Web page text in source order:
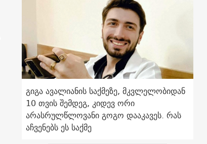
გიგა ავალიანის საქმეზე, მკვლელობიდან
10 თვის შემდეგ, კიდევ ორი
არასრულწლოვანი გოგო დააკავეს. რას
აჩვენებს ეს საქმე